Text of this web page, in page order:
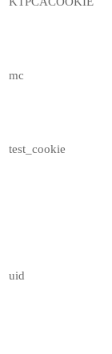
mc
test_cookie
uid